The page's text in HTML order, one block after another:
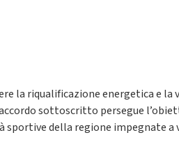
la riqualificazione energetica e
sottoscritto persegue
della regione impegnate a